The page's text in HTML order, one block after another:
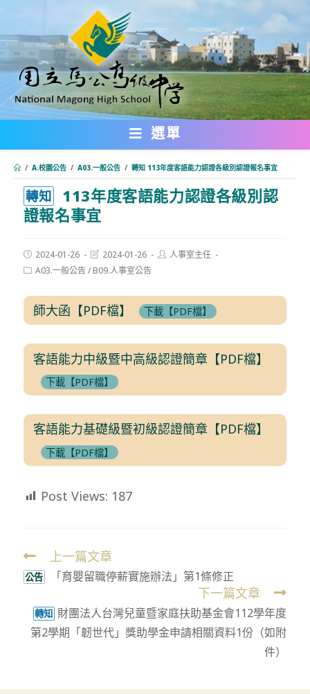
轉
主
要
內
選單
/ A.校園公告 / A03.一般公告 / 轉知 113年度客語能力認證各級別認證報名事宜
轉知
113年度客語能力認證各級別認
證報名事宜
Post
published:
2024-01-26
Post
modified:
2024-01-26
Post人事室主任
PostA03.一般公告/ B09.人事室公告
師大函【PDF檔】 下載【PDF檔】
客語能力中級暨中高級認證簡章【PDF檔】
下載【PDF檔】
客語能力基礎級暨初級認證簡章【PDF檔】
下載【PDF檔】
Post Views: 187
Read
more
上一篇文章
公告 「育嬰留職停薪實施辦法」第1條修正
下一篇文章
轉知 財團法人台灣兒童暨家庭扶助基金會112學年度
第2學期「韌世代」獎助學金申請相關資料1份（如附
件）